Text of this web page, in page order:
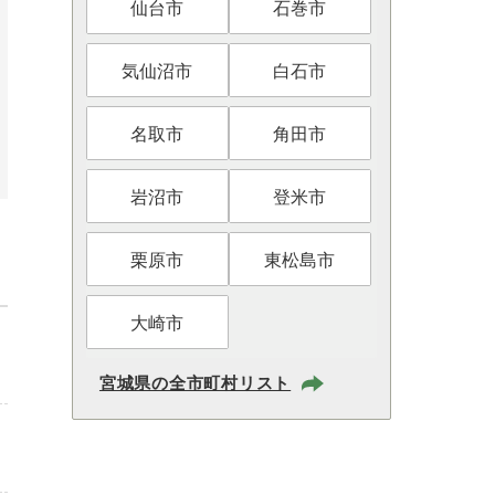
仙台市 石巻市
気仙沼市 白石市
名取市 角田市
岩沼市 登米市
栗原市 東松島市
大崎市
宮城県の全市町村リスト